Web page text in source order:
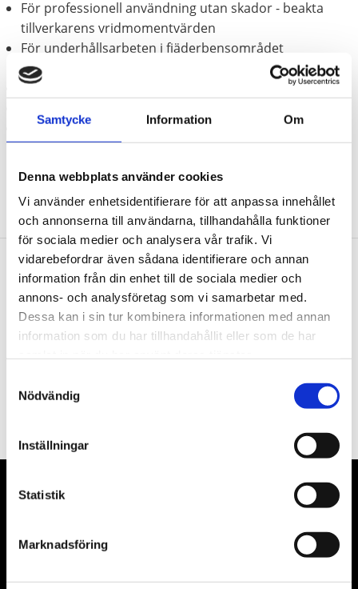
Samtycke Information Om
Denna webbplats använder cookies
Vi använder enhetsidentifierare för att anpassa innehållet
och annonserna till användarna, tillhandahålla funktioner
för sociala medier och analysera vår trafik. Vi
vidarebefordrar även sådana identifierare och annan
information från din enhet till de sociala medier och
annons- och analysföretag som vi samarbetar med.
Dessa kan i sin tur kombinera informationen med annan
information som du har tillhandahållit eller som de har
Nödvändig
Inställningar
Statistik
Marknadsföring
För professionell användning utan skador - beakta
tillverkarens vridmomentvärden
För underhållsarbeten i fjäderbensområdet
(stötdämpare. fjäderbenslager. skruvfjädrar osv.)
Yttersexkantdrivning 10.0 mm
Krom vanadium
Nyhetsbrev
integritetspolicy.
VÅRA LEVERANTÖRER
Våra främsta leverantörer är KS Tools verktyg, ATH billyftar
& däckmaskiner och Master luftmaskiner. Kontakta oss